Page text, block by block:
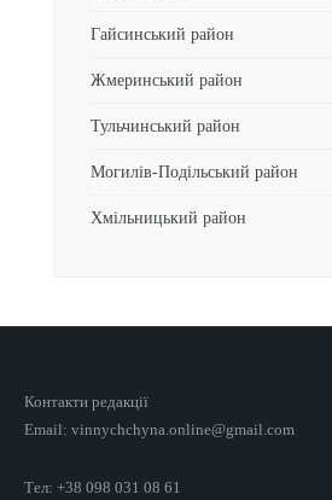
Гайсинський район
Жмеринський район
Тульчинський район
Могилів-Подільський район
Хмільницький район
Контакти редакції
Email: vinnychchyna.online@gmail.com
Тел: +38 098 031 08 61